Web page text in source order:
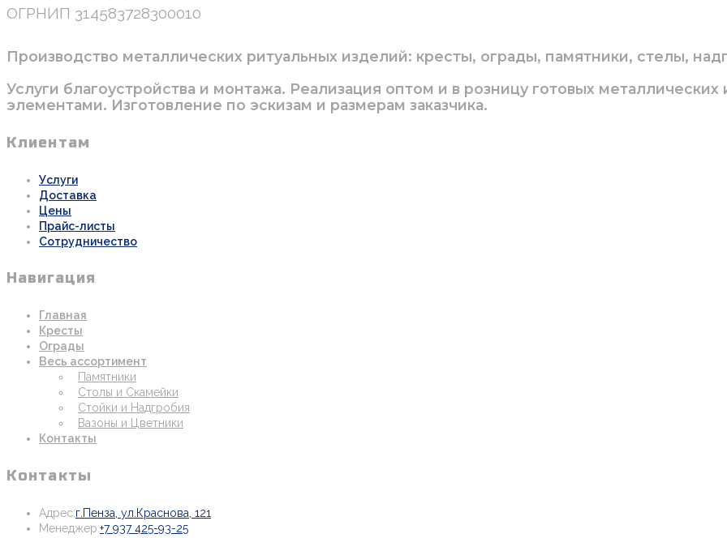
ОГРНИП 314583728300010
Производство металлических ритуальных изделий: кресты, ограды, памятники, стелы,
Услуги благоустройства и монтажа. Реализация оптом и в розницу готовых
элементами. Изготовление по эскизам и размерам заказчика.
Клиентам
Услуги
Доставка
Цены
Прайс-листы
Сотрудничество
Навигация
Главная
Кресты
Ограды
Весь ассортимент
Памятники
Столы и Скамейки
Стойки и Надгробия
Вазоны и Цветники
Контакты
Контакты
Адрес:г.Пенза, ул.Краснова, 121
Менеджер:+7 937 425-93-25Откроется